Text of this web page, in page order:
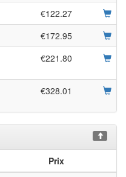
€122.27
€172.95
€221.80
€328.01
Prix